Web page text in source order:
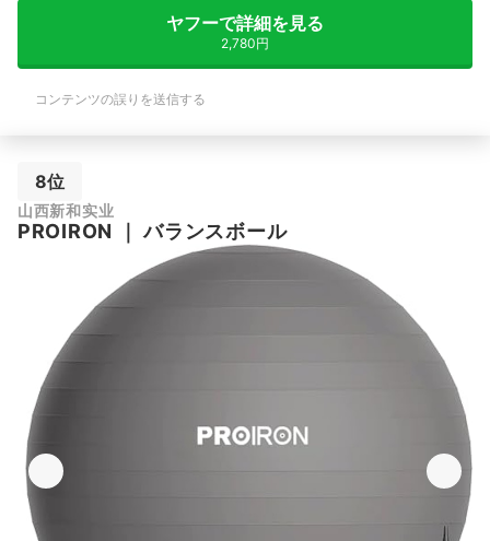
ヤフーで詳細を見る
2,780円
コンテンツの誤りを送信する
8位
山西新和实业
PROIRON ｜バランスボール